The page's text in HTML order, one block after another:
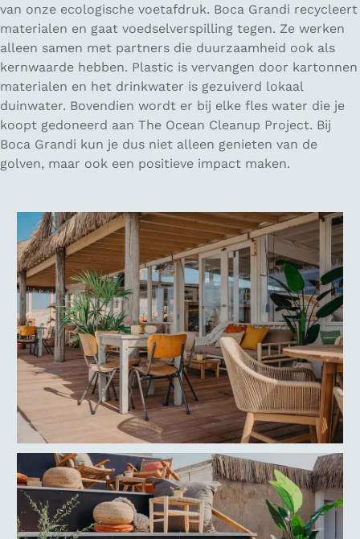
van onze ecologische voetafdruk. Boca Grandi recycleert
materialen en gaat voedselverspilling tegen. Ze werken
alleen samen met partners die duurzaamheid ook als
kernwaarde hebben. Plastic is vervangen door kartonnen
materialen en het drinkwater is gezuiverd lokaal
duinwater. Bovendien wordt er bij elke fles water die je
koopt gedoneerd aan The Ocean Cleanup Project. Bij
Boca Grandi kun je dus niet alleen genieten van de
golven, maar ook een positieve impact maken.